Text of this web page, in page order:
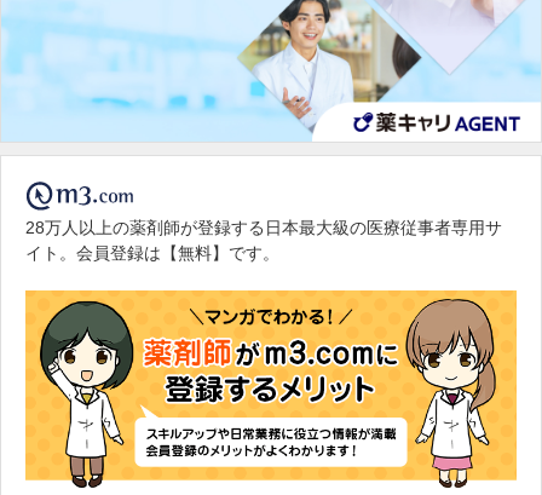
28万人以上の薬剤師が登録する日本最大級の医療従事者専用サ
イト。会員登録は【無料】です。